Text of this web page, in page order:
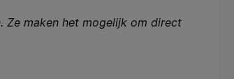
Ze maken het mogelijk om direct